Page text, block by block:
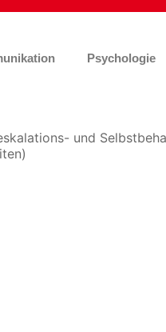
Psychologie